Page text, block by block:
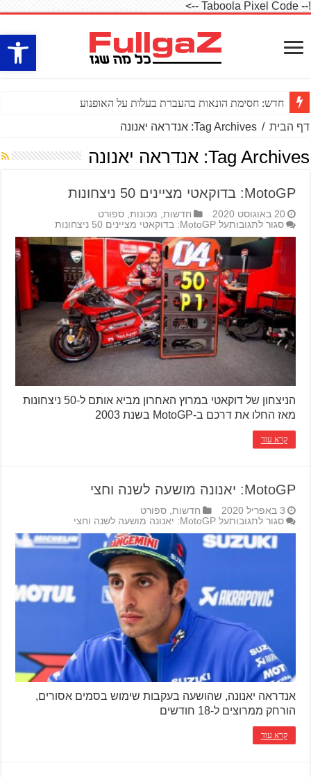
פתח
!-- Taboola Pixel Code -->
חדש: חסימת הונאות בהעברת בעלות על האופנוע
דף הבית / Tag Archives: אנדראה יאנונה
Tag Archives: אנדראה יאנונה
MotoGP: בדוקאטי מציינים 50 ניצחונות
20 באוגוסט 2020 חדשות מכונות ,ספורט
סגור לתגובותעל MotoGP: בדוקאטי מציינים 50 ניצחונות
הניצחון של דוקאטי במרוץ האחרון מביא אותם ל-50 ניצחונות
מאז החלו את דרכם ב-MotoGP בשנת 2003
קרא עוד
MotoGP: יאנונה מושעה לשנה וחצי
3 באפריל 2020 חדשות ,ספורט
סגור לתגובותעל MotoGP: יאנונה מושעה לשנה וחצי
אנדראה יאנונה, שהושעה בעקבות שימוש בסמים אסורים,
הורחק ממרוצים ל-18 חודשים
קרא עוד